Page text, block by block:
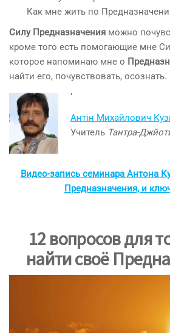
Как мне жить по
Силу Предназначения можно
кроме того есть помогающие мне
которое напоминаю мне о
найти его, почувствовать, осознать.
‘
Антін Михайлович
Учитель Тантра-
Видео-запись семинара Антона
Предназначения, и
12 вопросов для
найти своё